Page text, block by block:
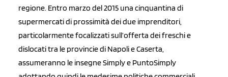
regione. Entro marzo del 2015 una cinquantina di
supermercati di prossimità dei due imprenditori,
particolarmente focalizzati sull’offerta dei freschi e
dislocati tra le provincie di Napoli e Caserta,
assumeranno le insegne Simply e PuntoSimply